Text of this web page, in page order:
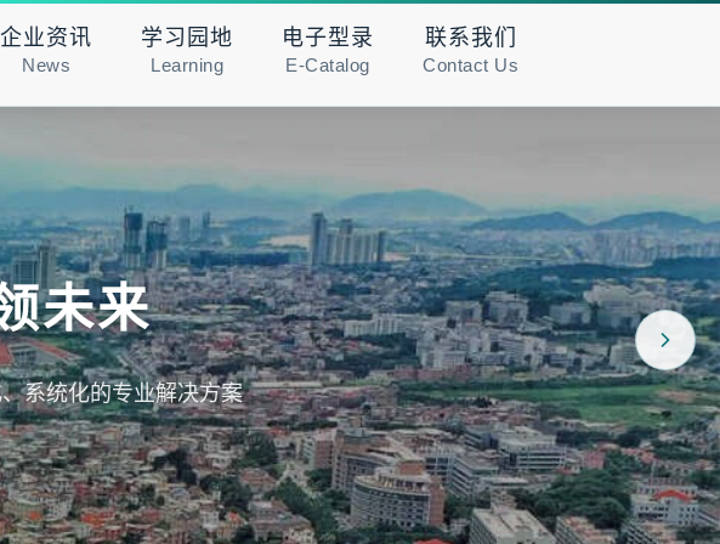
企业资讯
News
学习园地
Learning
电子型录
E-Catalog
联系我们
Contact Us
未来
系统化的专业解决方案